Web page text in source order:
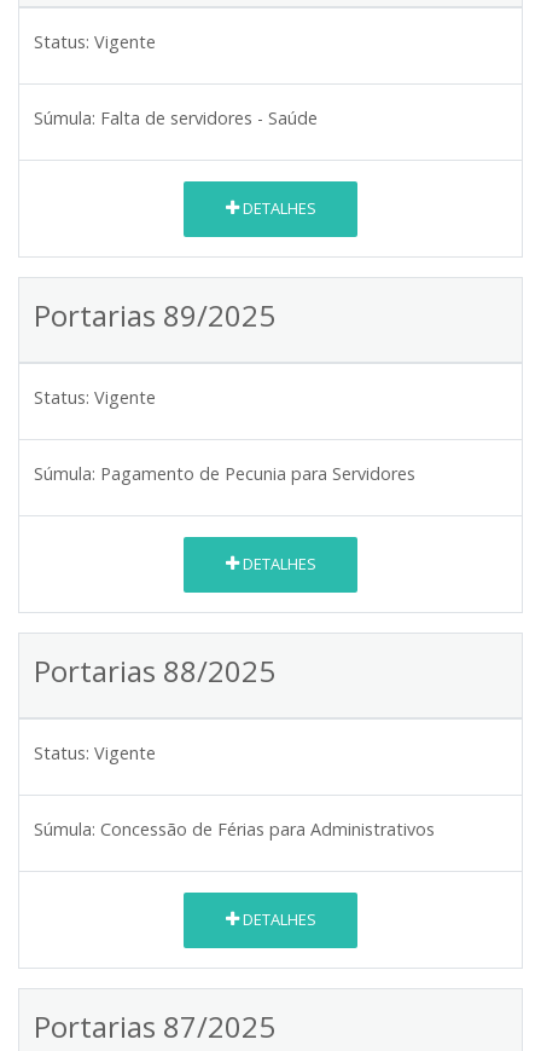
Status: Vigente
Súmula: Falta de servidores - Saúde
DETALHES
Portarias 89/2025
Status: Vigente
Súmula: Pagamento de Pecunia para Servidores
DETALHES
Portarias 88/2025
Status: Vigente
Súmula: Concessão de Férias para Administrativos
DETALHES
Portarias 87/2025